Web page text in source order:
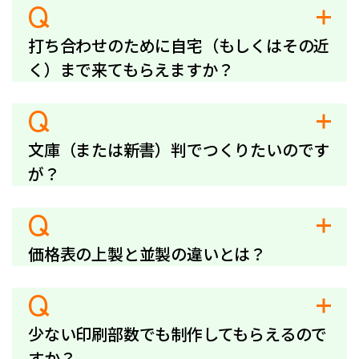
Q
打ち合わせのために自宅（もしくはその近
く）まで来てもらえますか？
Q
文庫（または新書）判でつくりたいのです
が？
Q
価格表の上製と並製の違いとは？
Q
少ない印刷部数でも制作してもらえるので